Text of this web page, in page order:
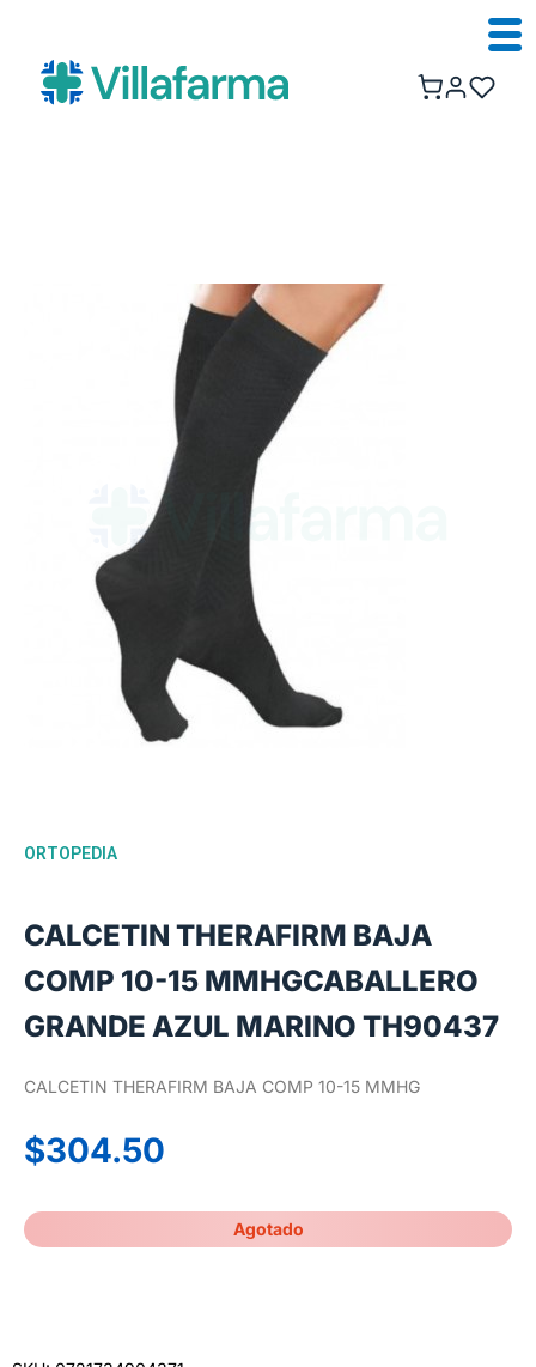
ORTOPEDIA
CALCETIN THERAFIRM BAJA
COMP 10-15 MMHGCABALLERO
GRANDE AZUL MARINO TH90437
CALCETIN THERAFIRM BAJA COMP 10-15 MMHG
$304.50
Agotado